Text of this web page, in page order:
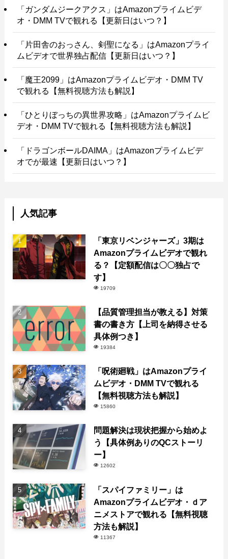
「ガンダムジークアクス」はAmazonプライムビデ
オ・DMM TVで観れる【更新日はいつ？】
「片田舎のおっさん、剣聖になる」はAmazonプライ
ムビデオで世界独占配信【更新日はいつ？】
「魔王2099」はAmazonプライムビデオ・DMM TV
で観れる【無料視聴方法も解説】
「ひとりぼっちの異世界攻略」はAmazonプライムビ
デオ・DMM TVで観れる【無料視聴方法も解説】
「ドラゴンボールDAIMA」はAmazonプライムビデ
オでが最速【更新日はいつ？】
人気記事
「東京リベンジャーズ」3期は
Amazonプライムビデオで観れ
る？【定額配信は〇〇独占で
す】
19709
【品質管理担当が教える】対策
書の書き方【上司を納得させる
具体例つき】
19384
「呪術廻戦」はAmazonプライ
ムビデオ・DMM TVで観れる
【無料視聴方法も解説】
15860
問題解決は現状把握から始めよ
う【具体例ありのQCストーリ
ー】
12602
「スパイファミリー」は
Amazonプライムビデオ・ｄア
ニメストアで観れる【無料視聴
方法も解説】
11367